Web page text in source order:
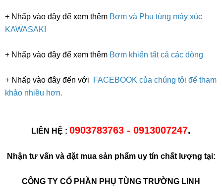
+ Nhấp vào đây để xem thêm Bơm và Phụ tùng máy xúc
KAWASAKI
+ Nhấp vào đây để xem thêm Bơm khiển tất cả các dòng
+ Nhấp vào đây đến với
FACEBOOK của chúng tôi để tham
khảo nhiều hơn.
LIÊN HỆ : 0903783763 - 0913007247.
Nhận tư vấn và đặt mua sản phẩm uy tín chất lượng tại:
CÔNG TY CỔ PHẦN PHỤ TÙNG TRƯỜNG LINH